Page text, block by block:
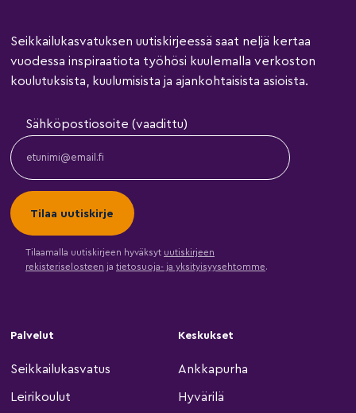
Seikkailukasvatuksen uutiskirjeessä saat neljä kertaa
vuodessa inspiraatiota työhösi kuulemalla verkoston
koulutuksista, kuulumisista ja ajankohtaisista asioista.
Sähköpostiosoite (vaadittu)
Tilaamalla uutiskirjeen hyväksyt uutiskirjeen
rekisteriselosteen ja tietosuoja- ja yksityisyysehtomme.
Palvelut
Seikkailukasvatus
Leirikoulut
Keskukset
Ankkapurha
Hyvärilä